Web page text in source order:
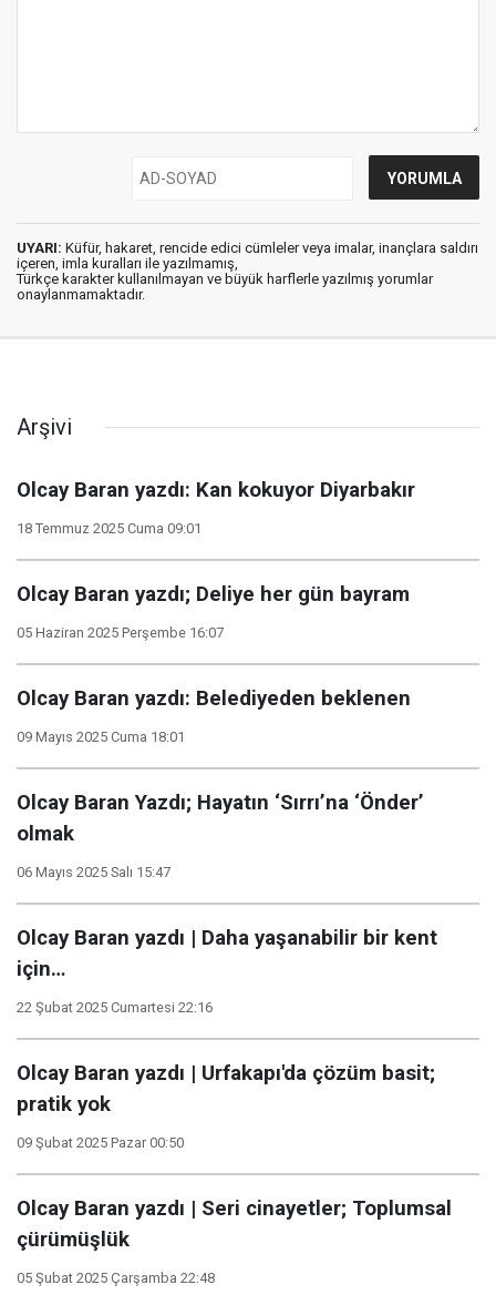
UYARI: Küfür, hakaret, rencide edici cümleler veya imalar, inançlara saldırı
içeren, imla kuralları ile yazılmamış,
Türkçe karakter kullanılmayan ve büyük harflerle yazılmış yorumlar
onaylanmamaktadır.
Arşivi
Olcay Baran yazdı: Kan kokuyor Diyarbakır
18 Temmuz 2025 Cuma 09:01
Olcay Baran yazdı; Deliye her gün bayram
05 Haziran 2025 Perşembe 16:07
Olcay Baran yazdı: Belediyeden beklenen
09 Mayıs 2025 Cuma 18:01
Olcay Baran Yazdı; Hayatın ‘Sırrı’na ‘Önder’
olmak
06 Mayıs 2025 Salı 15:47
Olcay Baran yazdı | Daha yaşanabilir bir kent
için…
22 Şubat 2025 Cumartesi 22:16
Olcay Baran yazdı | Urfakapı'da çözüm basit;
pratik yok
09 Şubat 2025 Pazar 00:50
Olcay Baran yazdı | Seri cinayetler; Toplumsal
çürümüşlük
05 Şubat 2025 Çarşamba 22:48